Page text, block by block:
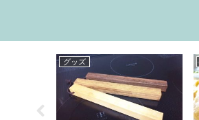
ファミマ スイーツ